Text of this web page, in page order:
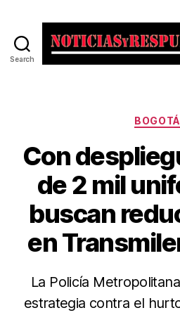
Search
BOGOTÁ
Con
de 2 mil
buscan
en
La Policía
estrategia contra el